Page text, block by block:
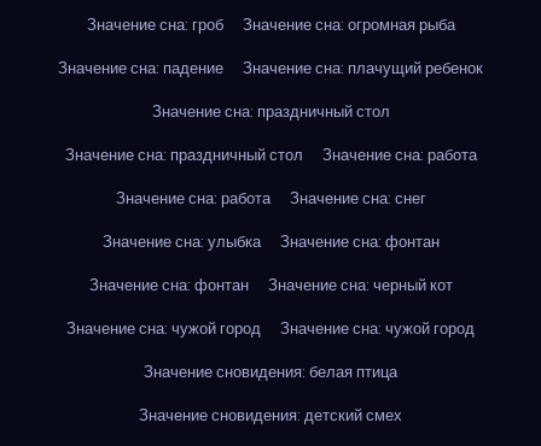
Значение сна: гроб
Значение сна: огромная рыба
Значение сна: падение
Значение сна: плачущий ребенок
Значение сна: праздничный стол
Значение сна: праздничный стол
Значение сна: работа
Значение сна: работа
Значение сна: снег
Значение сна: улыбка
Значение сна: фонтан
Значение сна: фонтан
Значение сна: черный кот
Значение сна: чужой город
Значение сна: чужой город
Значение сновидения: белая птица
Значение сновидения: детский смех